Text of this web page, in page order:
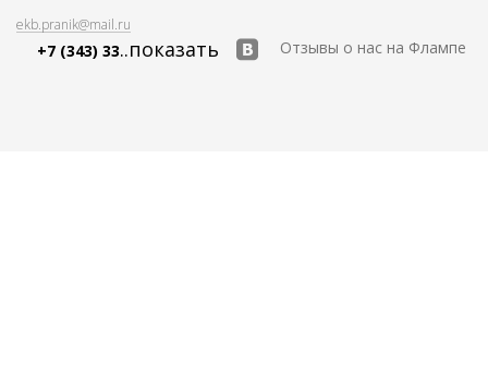
ekb.pranik@mail.ru
+7 (343) 33..показать Отзывы о нас на Флампе